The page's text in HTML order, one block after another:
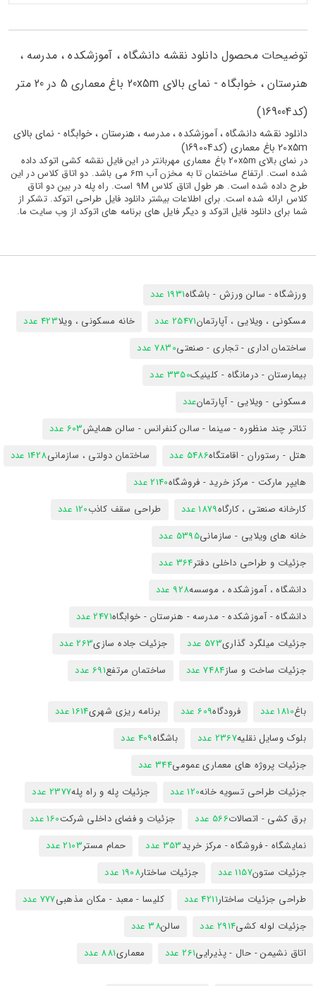
توضیحات محصول دانلود نقشه دانشگاه ، آموزشکده ، مدرسه ،
هنرستان ، خوابگاه - نمای بالای 20x5m باغ معماری 5 در 20 متر
(کد169004)
دانلود نقشه دانشگاه ، آموزشکده ، مدرسه ، هنرستان ، خوابگاه - نمای بالای
20x5m باغ معماری (کد169004)
در نمای بالای 20x5m باغ معماری مهربانتر در این فایل نقشه کشی اتوکد داده
شده است. ارتفاع ساختمان تا به مخزن آب 6m می باشد. دو اتاق کلاس در این
طرح داده شده است. هر طول اتاق کلاس 9M است. راه پله در بین دو اتاق
کلاس ارائه شده است. برای اطلاعات بیشتر دانلود فایل طراحی اتوکد. تشکر از
شما برای دانلود فایل اتوکد و دیگر فایل های برنامه های اتوکد از وب سایت ما.
ورزشگاه - سالن ورزش - باشگاه1931 عدد
مسکونی ، ویلایی ، آپارتمان25471 عدد خانه مسکونی ، ویلا423 عدد
ساختمان اداری - تجاری - صنعتی7830 عدد
بیمارستان - درمانگاه - کلینیک3350 عدد
مسکونی - ویلایی - آپارتمانعدد
تئاتر چند منظوره - سینما - سالن کنفرانس - سالن همایش603 عدد
هتل - رستوران - اقامتگاه5486 عدد ساختمان دولتی ، سازمانی1428 عدد
هایپر مارکت - مرکز خرید - فروشگاه2140 عدد
کارخانه صنعتی ، کارگاه1879 عدد طراحی سقف کاذب120 عدد
خانه های ویلایی - سازمانی5395 عدد
جزئیات و طراحی داخلی دفتر364 عدد
دانشگاه ، آموزشکده ، موسسه928 عدد
دانشگاه - آموزشکده - مدرسه - هنرستان - خوابگاه2471 عدد
جزئیات میلگرد گذاری573 عدد جزئیات جاده سازی263 عدد
جزئیات ساخت و ساز7484 عدد ساختمان مرتفع691 عدد
باغ1810 عدد فرودگاه609 عدد برنامه ریزی شهری1614 عدد
بلوک وسایل نقلیه2367 عدد باشگاه409 عدد
جزئیات پروژه های معماری عمومی344 عدد
جزئیات طراحی تسویه خانه120 عدد جزئیات پله و راه پله2377 عدد
برق کشی - اتصالات566 عدد جزئیات و فضای داخلی شرکت160 عدد
نمایشگاه - فروشگاه - مرکز خرید353 عدد حمام مستر2103 عدد
جزئیات ستون1157 عدد جزئیات ساختار1908 عدد
طراحی جزئیات ساختار4211 عدد کلیسا - معبد - مکان مذهبی777 عدد
جزئیات لوله کشی2914 عدد سالن38 عدد
اتاق نشیمن - حال - پذیرایی261 عدد معماری881 عدد